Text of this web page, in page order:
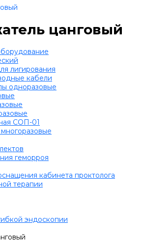
цанговый
лигирования
кабели
одноразовые
СОП-01
геморроя
кабинета проктолога
терапии
эндоскопии